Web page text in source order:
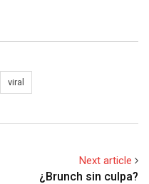
viral
Next article
¿Brunch sin culpa?